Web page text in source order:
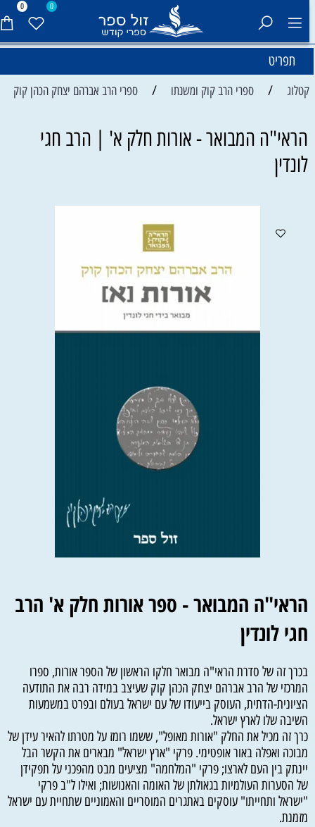
0 0
תפריט
קטלוג / ספרי הרב קוק ומשנתו / ספרי הרב אברהם יצחק הכהן קוק
הראי"ה המבואר - אורות חלק א' | הרב חגי
לונדין
הראי"ה המבואר - ספר אורות חלק א' הרב
חגי לונדין
בכרך זה של סדרת הראי"ה מבואר חלקו הראשון של הספר אורות, ספרו
המרכזי של הרב אברהם יצחק הכהן קוק שעיצב במידה רבה את התודעה
הציונית-הדתית, העוסק בייעודו של עם ישראל בעולם ובפרט במשמעות
השיבה שלו לארץ ישראל.
כרך זה מכיל את החלק "אורות מאופל", ששמו רומז על מטרתו להאיר עידן של
מבוכה ואפלה באור אופטימי. פרקי "ארץ ישראל" מבארים את הקשר הבל
יינתק בין העם לארצו; פרקי "המלחמה" מציעים מבט מהפכני על תפקידן
של הסערות העולמיות בגאולתן של האומה והאנושות; ואילו ל"ב פרקי
"ישראל ותחייתו" עוסקים באתגרים המוסריים והאמוניים שתחיית עם ישראל
מזמנת.